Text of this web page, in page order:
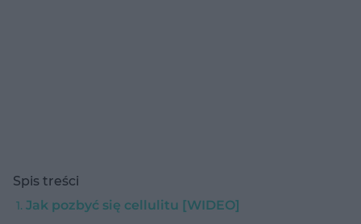
Spis treści
Jak pozbyć się cellulitu [WIDEO]